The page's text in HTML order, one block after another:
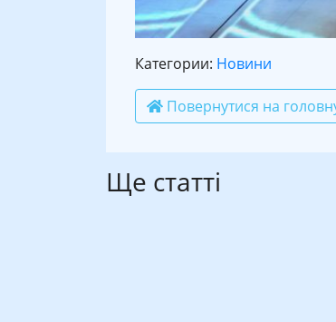
Категории: Новини
Повернутися на
Ще статті